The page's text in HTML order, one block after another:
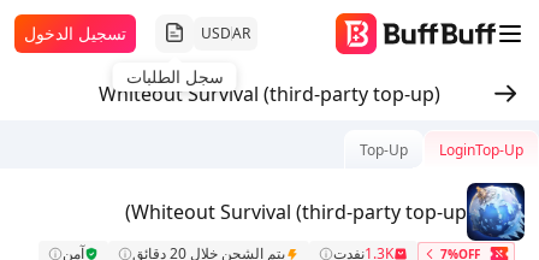
AR
USD
سجل الطلبات
تسجيل الدخول
Whiteout Survival (third-party top-up)
LoginTop-Up
Top-Up
Whiteout Survival (third-party top-up)
7%OFF
1.3Kنفدت يتم الشحن خلال 20 دقائق
آمن